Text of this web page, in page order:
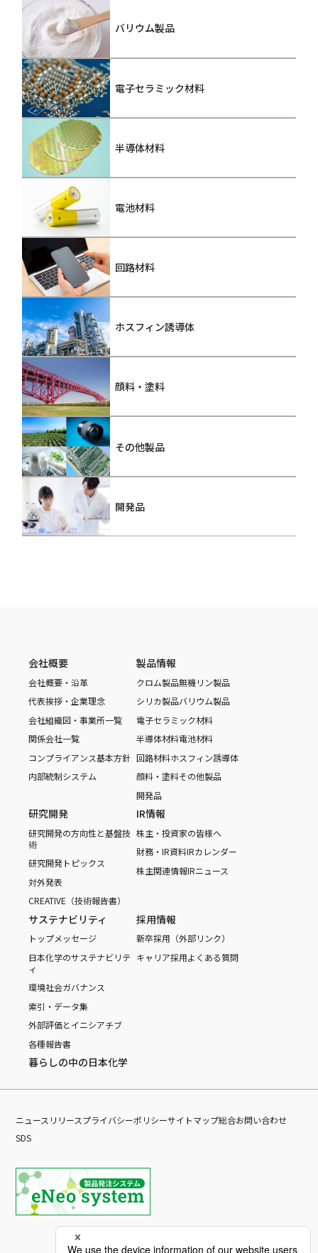
バリウム製品
電子セラミック材料
半導体材料
電池材料
回路材料
ホスフィン誘導体
顔料・塗料
その他製品
開発品
会社概要
会社概要・沿革
代表挨拶・企業理念
会社組織図・事業所一覧
関係会社一覧
コンプライアンス基本方針
内部統制システム
製品情報
クロム製品無機リン製品
シリカ製品バリウム製品
電子セラミック材料
半導体材料電池材料
回路材料ホスフィン誘導体
顔料・塗料その他製品
開発品
研究開発
研究開発の方向性と基盤技
術
研究開発トピックス
対外発表
CREATIVE（技術報告書）
IR情報
株主・投資家の皆様へ
財務・IR資料IRカレンダー
株主関連情報IRニュース
サステナビリティ
トップメッセージ
日本化学のサステナビリテ
ィ
環境社会ガバナンス
索引・データ集
外部評価とイニシアチブ
各種報告書
採用情報
新卒採用（外部リンク）
キャリア採用よくある質問
暮らしの中の日本化学
ニュースリリースプライバシーポリシーサイトマップ総合お問い合わせ
SDS